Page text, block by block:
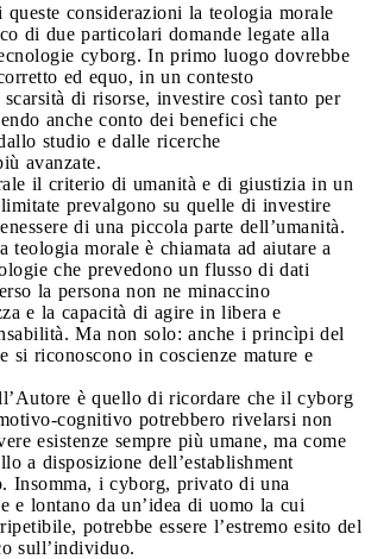
considerazioni la teologia morale
di due particolari domande legate alla
cyborg. In primo luogo dovrebbe
ed equo, in un contesto
di risorse, investire così tanto per
anche conto dei benefici che
studio e dalle ricerche
avanzate.
il criterio di umanità e di giustizia in un
prevalgono su quelle di investire
di una piccola parte dell’umanità.
teologia morale è chiamata ad aiutare a
che prevedono un flusso di dati
la persona non ne minaccino
e la capacità di agire in libera e
Ma non solo: anche i princìpi del
si riconoscono in coscienze mature e
è quello di ricordare che il cyborg
cognitivo potrebbero rivelarsi non
esistenze sempre più umane, ma come
a disposizione dell’establishment
Insomma, i cyborg, privato di una
e lontano da un’idea di uomo la cui
potrebbe essere l’estremo esito del
sull’individuo.